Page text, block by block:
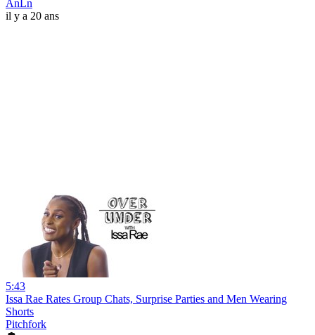
AnLn
il y a 20 ans
5:43
Issa Rae Rates Group Chats, Surprise Parties and Men Wearing
Shorts
Pitchfork